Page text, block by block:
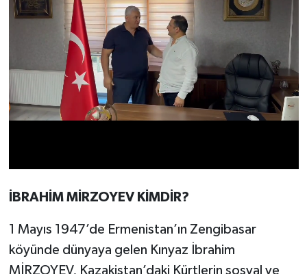
İBRAHİM MİRZOYEV KİMDİR?
1 Mayıs 1947’de Ermenistan’ın Zengibasar
köyünde dünyaya gelen Kınyaz İbrahim
MİRZOYEV, Kazakistan’daki Kürtlerin sosyal ve